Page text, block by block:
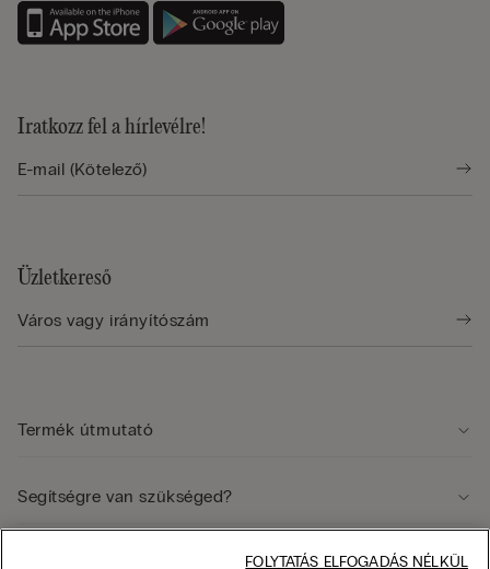
Iratkozz fel a hírlevélre!
Üzletkereső
Termék útmutató
Segítségre van szükséged?
FOLYTATÁS ELFOGADÁS NÉLKÜL